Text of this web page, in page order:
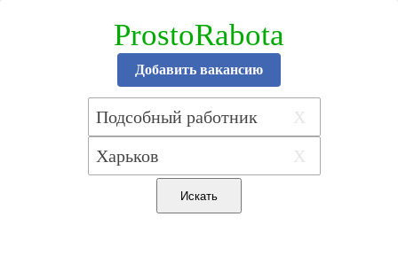
ProstoRabota
Добавить вакансию
X
X